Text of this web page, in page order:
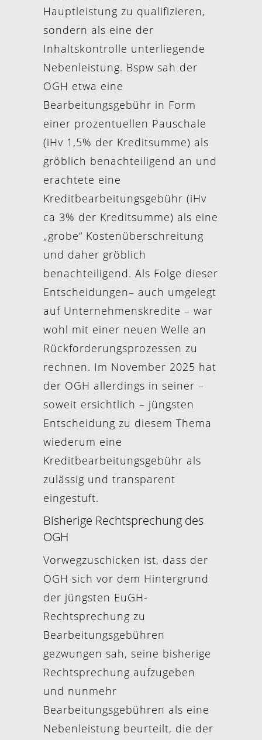
Hauptleistung zu qualifizieren,
sondern als eine der
Inhaltskontrolle unterliegende
Nebenleistung. Bspw sah der
OGH etwa eine
Bearbeitungsgebühr in Form
einer prozentuellen Pauschale
(iHv 1,5% der Kreditsumme) als
gröblich benachteiligend an und
erachtete eine
Kreditbearbeitungsgebühr (iHv
ca 3% der Kreditsumme) als eine
„grobe“ Kostenüberschreitung
und daher gröblich
benachteiligend. Als Folge dieser
Entscheidungen– auch umgelegt
auf Unternehmenskredite – war
wohl mit einer neuen Welle an
Rückforderungsprozessen zu
rechnen. Im November 2025 hat
der OGH allerdings in seiner –
soweit ersichtlich – jüngsten
Entscheidung zu diesem Thema
wiederum eine
Kreditbearbeitungsgebühr als
zulässig und transparent
eingestuft.
Bisherige Rechtsprechung des
OGH
Vorwegzuschicken ist, dass der
OGH sich vor dem Hintergrund
der jüngsten EuGH-
Rechtsprechung zu
Bearbeitungsgebühren
gezwungen sah, seine bisherige
Rechtsprechung aufzugeben
und nunmehr
Bearbeitungsgebühren als eine
Nebenleistung beurteilt, die der